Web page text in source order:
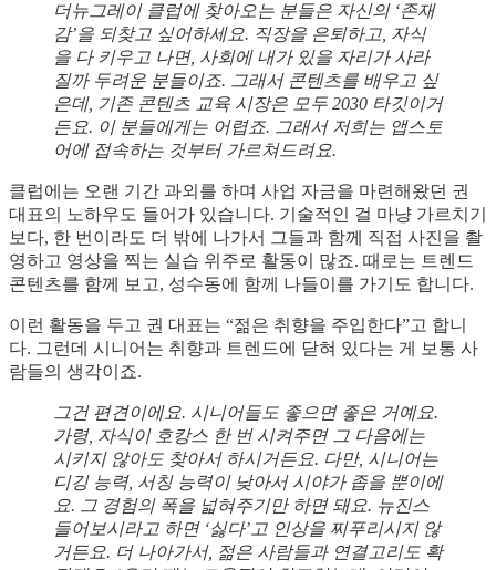
더뉴그레이 클럽에 찾아오는 분들은 자신의 ‘존재
감’을 되찾고 싶어하세요. 직장을 은퇴하고, 자식
을 다 키우고 나면, 사회에 내가 있을 자리가 사라
질까 두려운 분들이죠. 그래서 콘텐츠를 배우고 싶
은데, 기존 콘텐츠 교육 시장은 모두 2030 타깃이거
든요. 이 분들에게는 어렵죠. 그래서 저희는 앱스토
어에 접속하는 것부터 가르쳐드려요.
클럽에는 오랜 기간 과외를 하며 사업 자금을 마련해왔던 권
대표의 노하우도 들어가 있습니다. 기술적인 걸 마냥 가르치기
보다, 한 번이라도 더 밖에 나가서 그들과 함께 직접 사진을 촬
영하고 영상을 찍는 실습 위주로 활동이 많죠. 때로는 트렌드
콘텐츠를 함께 보고, 성수동에 함께 나들이를 가기도 합니다.
이런 활동을 두고 권 대표는 “젊은 취향을 주입한다”고 합니
다. 그런데 시니어는 취향과 트렌드에 닫혀 있다는 게 보통 사
람들의 생각이죠.
그건 편견이에요. 시니어들도 좋으면 좋은 거예요.
가령, 자식이 호캉스 한 번 시켜주면 그 다음에는
시키지 않아도 찾아서 하시거든요. 다만, 시니어는
디깅 능력, 서칭 능력이 낮아서 시야가 좁을 뿐이에
요. 그 경험의 폭을 넓혀주기만 하면 돼요. 뉴진스
들어보시라고 하면 ‘싫다’고 인상을 찌푸리시지 않
거든요. 더 나아가서, 젊은 사람들과 연결고리도 확